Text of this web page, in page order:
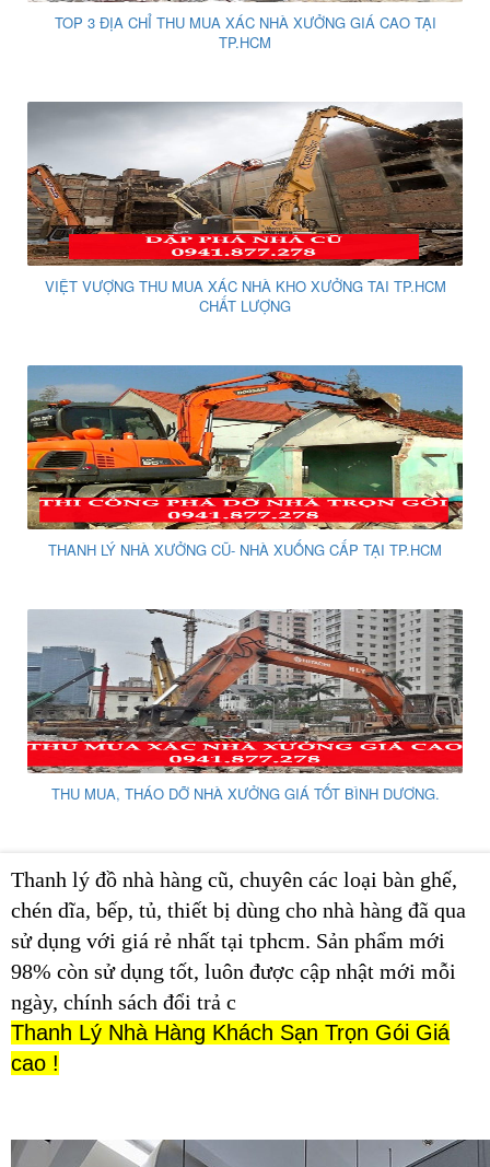
TOP 3 ĐỊA CHỈ THU MUA XÁC NHÀ XƯỞNG GIÁ CAO TẠI
TP.HCM
VIỆT VƯỢNG THU MUA XÁC NHÀ KHO XƯỞNG TAI TP.HCM
CHẤT LƯỢNG
THANH LÝ NHÀ XƯỞNG CŨ- NHÀ XUỐNG CẤP TẠI TP.HCM
THU MUA, THÁO DỠ NHÀ XƯỞNG GIÁ TỐT BÌNH DƯƠNG.
Thanh lý đồ nhà hàng cũ, chuyên các loại bàn ghế,
chén dĩa, bếp, tủ, thiết bị dùng cho nhà hàng đã qua
sử dụng với giá rẻ nhất tại tphcm. Sản phẩm mới
98% còn sử dụng tốt, luôn được cập nhật mới mỗi
ngày, chính sách đổi trả c
Thanh Lý Nhà Hàng Khách Sạn Trọn Gói Giá
cao !